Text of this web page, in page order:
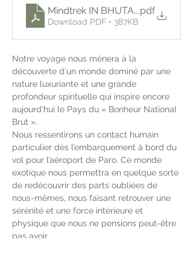
Mindtrek IN BHUTAN apr 2025 -
.pdf
Download PDF • 387KB
Notre voyage nous mènera à la
découverte d'un monde dominé par une
nature luxuriante et une grande
profondeur spirituelle qui inspire encore
aujourd'hui le Pays du « Bonheur National
Brut ».
Nous ressentirons un contact humain
particulier dès l’embarquement à bord du
vol pour l’aéroport de Paro. Ce monde
exotique nous permettra en quelque sorte
de redécouvrir des parts oubliées de
nous-mêmes, nous faisant retrouver une
sérénité et une force intérieure et
physique que nous ne pensions peut-être
pas avoir.